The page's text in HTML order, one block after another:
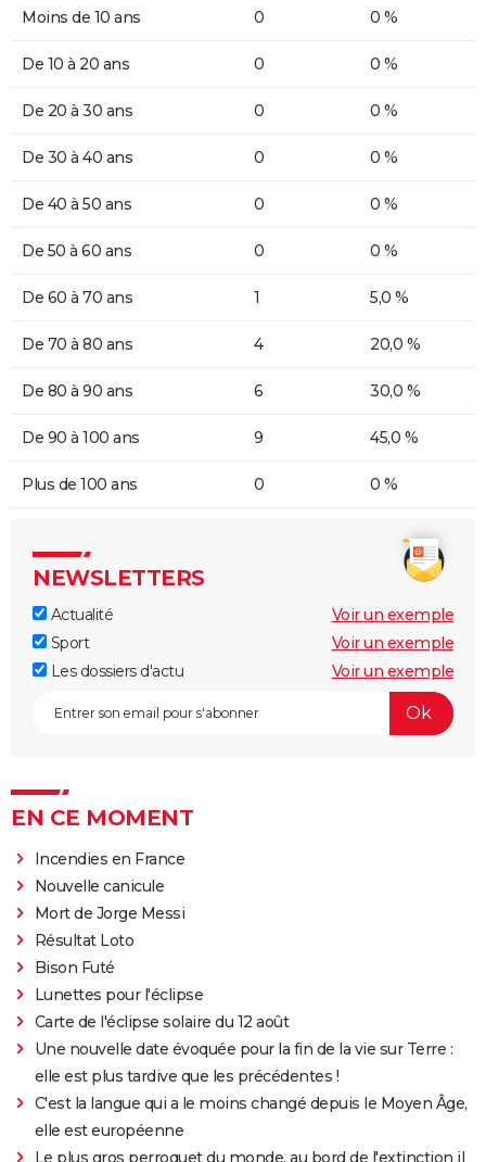
Moins de 10 ans 0 0 %
De 10 à 20 ans 0 0 %
De 20 à 30 ans 0 0 %
De 30 à 40 ans 0 0 %
De 40 à 50 ans 0 0 %
De 50 à 60 ans 0 0 %
De 60 à 70 ans 1 5,0 %
De 70 à 80 ans 4 20,0 %
De 80 à 90 ans 6 30,0 %
De 90 à 100 ans 9 45,0 %
Plus de 100 ans 0 0 %
NEWSLETTERS
Actualité
Voir un exemple
Sport
Voir un exemple
Les dossiers d'actu
Voir un exemple
EN CE MOMENT
Incendies en France
Nouvelle canicule
Mort de Jorge Messi
Résultat Loto
Bison Futé
Lunettes pour l'éclipse
Carte de l'éclipse solaire du 12 août
Une nouvelle date évoquée pour la fin de la vie sur Terre :
elle est plus tardive que les précédentes !
C'est la langue qui a le moins changé depuis le Moyen Âge,
elle est européenne
Le plus gros perroquet du monde, au bord de l'extinction il